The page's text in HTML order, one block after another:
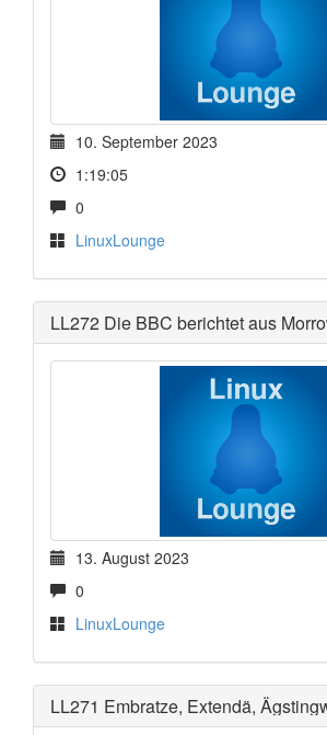
10. September 2023
1:19:05
0
LinuxLounge
LL272 Die BBC berichtet aus
13. August 2023
0
LinuxLounge
LL271 Embratze, Extendä,